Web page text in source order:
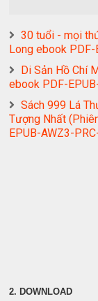
30 tuổi - mọi
Long ebook PDF-
Di Sản Hồ Chí
ebook PDF-
Sách 999 Lá
Tượng Nhất
EPUB-AWZ3-
2. DOWNLOAD